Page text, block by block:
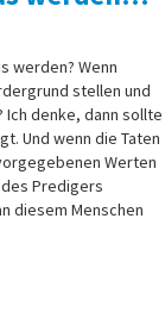
werden? Wenn
stellen und
Ich denke, dann sollte
Und wenn die Taten
Werten
Predigers
diesem Menschen